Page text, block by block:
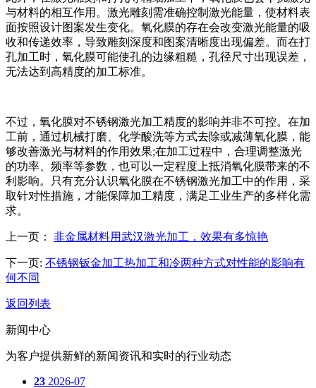
与材料的相互作用。激光雕刻需准确控制激光能量，使材料表
面按照设计图案发生变化。氧化膜的存在会改变激光能量的吸
收和传递效率，导致雕刻深度和图案清晰度出现偏差。而在打
孔加工时，氧化膜可能使孔的边缘粗糙，孔径尺寸出现误差，
无法达到高精度的加工标准。​
不过，氧化膜对不锈钢激光加工精度的影响并非不可控。在加
工前，通过机械打磨、化学酸洗等方式去除或减薄氧化膜，能
够改善激光与材料的作用效果;在加工过程中，合理调整激光
的功率、频率等参数，也可以一定程度上抵消氧化膜带来的不
利影响。只有充分认识氧化膜在不锈钢激光加工中的作用，采
取针对性措施，才能保障加工精度，满足工业生产的多样化需
求。
上一页： 非金属材料用武汉激光加工，效果有多惊艳
下一页: 不锈钢钣金加工热加工和冷两种方式对性能的影响有
何不同
返回列表
新闻中心
为客户提供新鲜的新闻资讯和实时的行业动态
23 2026-07